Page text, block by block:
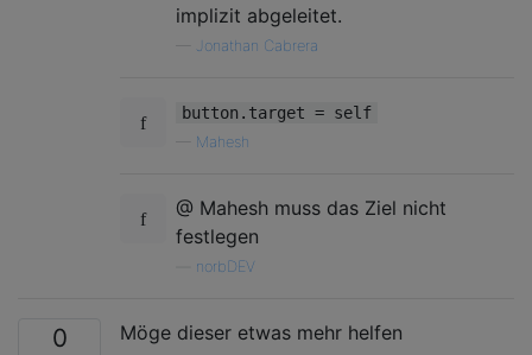
implizit abgeleitet.
Jonathan Cabrera
button.target = self
Mahesh
@ Mahesh muss das Ziel nicht
festlegen
norbDEV
0
Möge dieser etwas mehr helfen